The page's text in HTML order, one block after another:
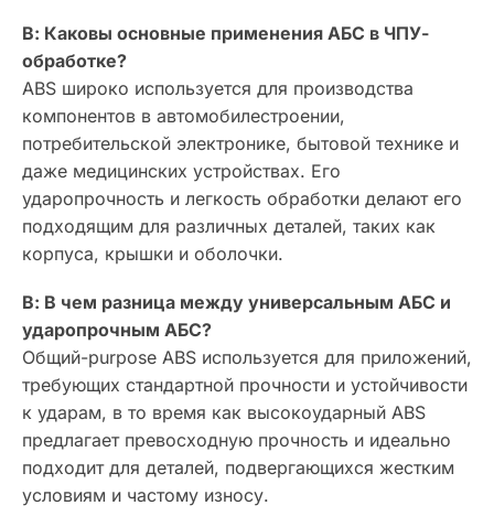
В: Каковы основные применения АБС в ЧПУ-
обработке?
ABS широко используется для производства
компонентов в автомобилестроении,
потребительской электронике, бытовой технике и
даже медицинских устройствах. Его
ударопрочность и легкость обработки делают его
подходящим для различных деталей, таких как
корпуса, крышки и оболочки.
В: В чем разница между универсальным АБС и
ударопрочным АБС?
Общий-purpose ABS используется для приложений,
требующих стандартной прочности и устойчивости
к ударам, в то время как высокоударный ABS
предлагает превосходную прочность и идеально
подходит для деталей, подвергающихся жестким
условиям и частому износу.